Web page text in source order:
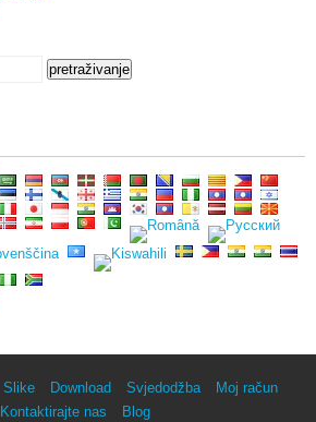
pretraživanje
Slike Download Svjedodžba
Moj račun
Kontaktirajte nas
Blog